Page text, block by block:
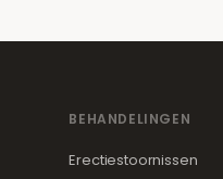
BEHANDELINGEN
Erectiestoornissen